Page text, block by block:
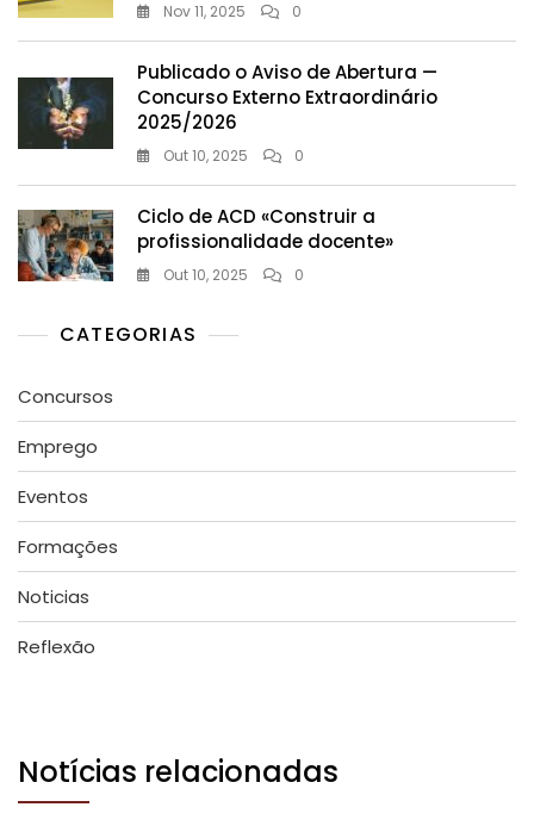
Nov 11, 2025 0
Publicado o Aviso de Abertura —
Concurso Externo Extraordinário
2025/2026
Out 10, 2025 0
Ciclo de ACD «Construir a
profissionalidade docente»
Out 10, 2025 0
CATEGORIAS
Concursos
Emprego
Eventos
Formações
Noticias
Reflexão
Notícias relacionadas